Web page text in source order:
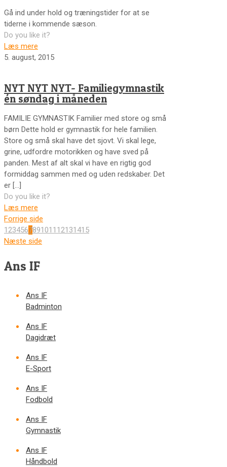
Gå ind under hold og træningstider for at se
tiderne i kommende sæson.
Do you like it?
Læs mere
5. august, 2015
NYT NYT NYT- Familiegymnastik
én søndag i måneden
FAMILIE GYMNASTIK Familier med store og små
børn Dette hold er gymnastik for hele familien.
Store og små skal have det sjovt. Vi skal lege,
grine, udfordre motorikken og have sved på
panden. Mest af alt skal vi have en rigtig god
formiddag sammen med og uden redskaber. Det
er […]
Do you like it?
Læs mere
Forrige side
1 234567891011 12131415
Næste side
Ans IF
Ans IF
Badminton
Ans IF
Dagidræt
Ans IF
E-Sport
Ans IF
Fodbold
Ans IF
Gymnastik
Ans IF
Håndbold